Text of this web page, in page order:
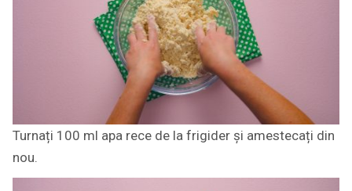
Turnați 100 ml apa rece de la frigider și amestecați din
nou.